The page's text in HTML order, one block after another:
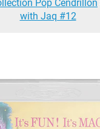
Pop Cendrillon
with Jaq #12